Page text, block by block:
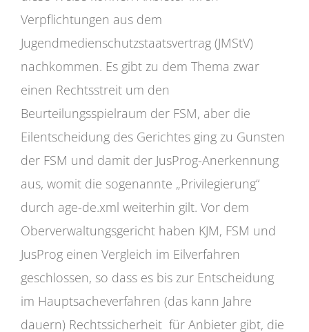
Verpflichtungen aus dem
Jugendmedienschutzstaatsvertrag (JMStV)
nachkommen. Es gibt zu dem Thema zwar
einen Rechtsstreit um den
Beurteilungsspielraum der FSM, aber die
Eilentscheidung des Gerichtes ging zu Gunsten
der FSM und damit der JusProg-Anerkennung
aus, womit die sogenannte „Privilegierung“
durch age-de.xml weiterhin gilt. Vor dem
Oberverwaltungsgericht haben KJM, FSM und
JusProg einen Vergleich im Eilverfahren
geschlossen, so dass es bis zur Entscheidung
im Hauptsacheverfahren (das kann Jahre
dauern) Rechtssicherheit für Anbieter gibt, die